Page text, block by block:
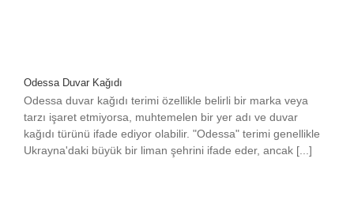
Odessa Duvar Kağıdı
Odessa duvar kağıdı terimi özellikle belirli bir marka veya
tarzı işaret etmiyorsa, muhtemelen bir yer adı ve duvar
kağıdı türünü ifade ediyor olabilir. "Odessa" terimi genellikle
Ukrayna'daki büyük bir liman şehrini ifade eder, ancak [...]